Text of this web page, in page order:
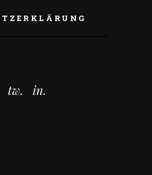
tw. in.